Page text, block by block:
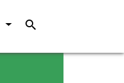
search